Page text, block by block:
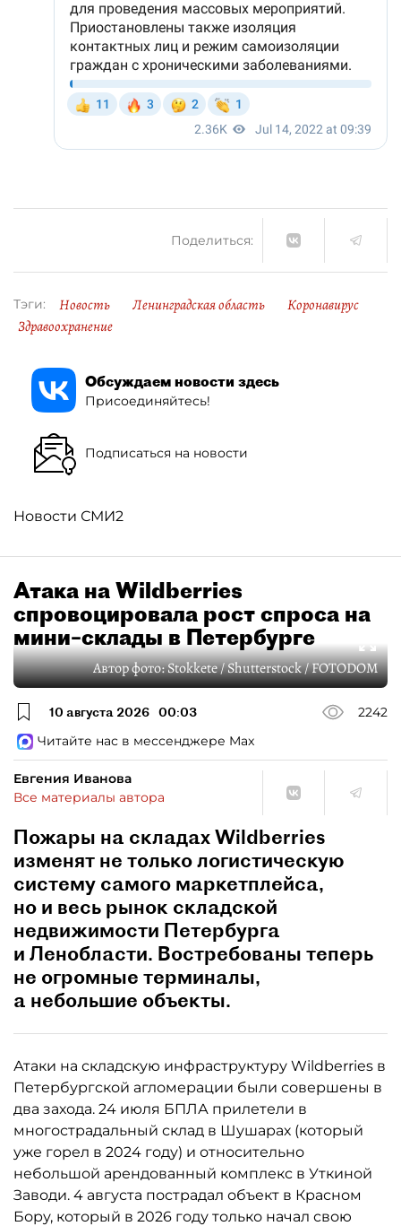
Поделиться:
Тэги: Новость Ленинградская область
Коронавирус
Здравоохранение
Обсуждаем новости здесь
Присоединяйтесь!
Подписаться на новости
Новости СМИ2
Атака на Wildberries
спровоцировала рост спроса на
мини–склады в Петербурге
Автор фото:Stokkete / Shutterstock / FOTODOM
10 августа 2026 00:03
2242
Читайте нас в мессенджере Max
Евгения Иванова
Все материалы автора
Пожары на складах Wildberries
изменят не только логистическую
систему самого маркетплейса,
но и весь рынок складской
недвижимости Петербурга
и Ленобласти. Востребованы теперь
не огромные терминалы,
а небольшие объекты.
Атаки на складскую инфраструктуру Wildberries в
Петербургской агломерации были совершены в
два захода. 24 июля БПЛА прилетели в
многострадальный склад в Шушарах (который
уже горел в 2024 году) и относительно
небольшой арендованный комплекс в Уткиной
Заводи. 4 августа пострадал объект в Красном
Бору, который в 2026 году только начал свою